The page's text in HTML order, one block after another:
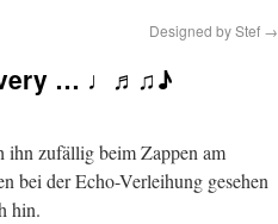
Designed by Stef →
… ♩♬♫♪
ihn zufällig beim Zappen am
bei der Echo-Verleihung gesehen
hin.